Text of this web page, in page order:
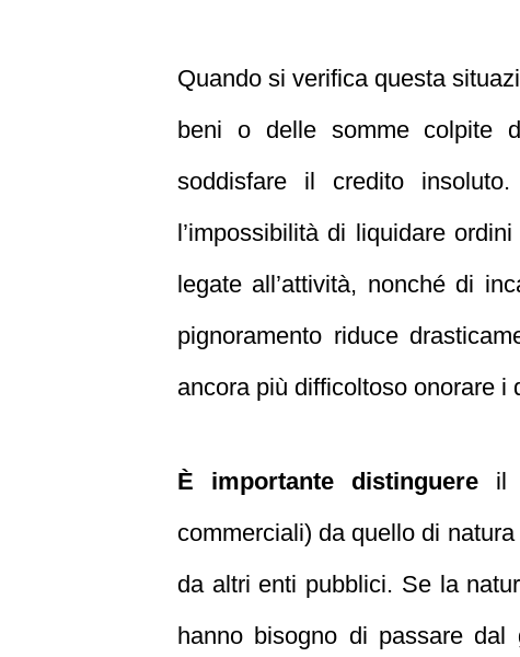
Quando si verifica questa
beni o delle somme colpite
soddisfare il credito insoluto.
l’impossibilità di liquidare
legate all’attività, nonché di
pignoramento riduce
ancora più difficoltoso onorare i
È importante distinguere il
commerciali) da quello di
da altri enti pubblici. Se la
hanno bisogno di passare